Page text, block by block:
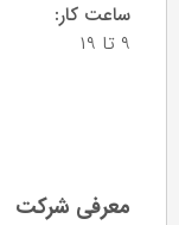
ساعت کار:
۹ تا ۱۹
معرفی شرکت